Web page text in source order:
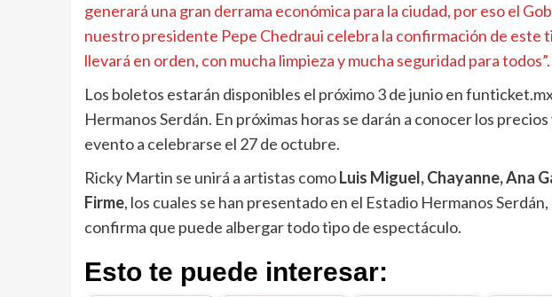
generará una gran derrama económica para la ciudad, por eso el
nuestro presidente Pepe Chedraui celebra la confirmación de este
llevará en orden, con mucha limpieza y mucha seguridad para todos”.
Los boletos estarán disponibles el próximo 3 de junio en
Hermanos Serdán. En próximas horas se darán a conocer los
evento a celebrarse el 27 de octubre.
Ricky Martin se unirá a artistas comoLuis Miguel, Chayanne, Ana
Firme, los cuales se han presentado en el Estadio Hermanos
confirma que puede albergar todo tipo de espectáculo.
Esto te puede interesar: